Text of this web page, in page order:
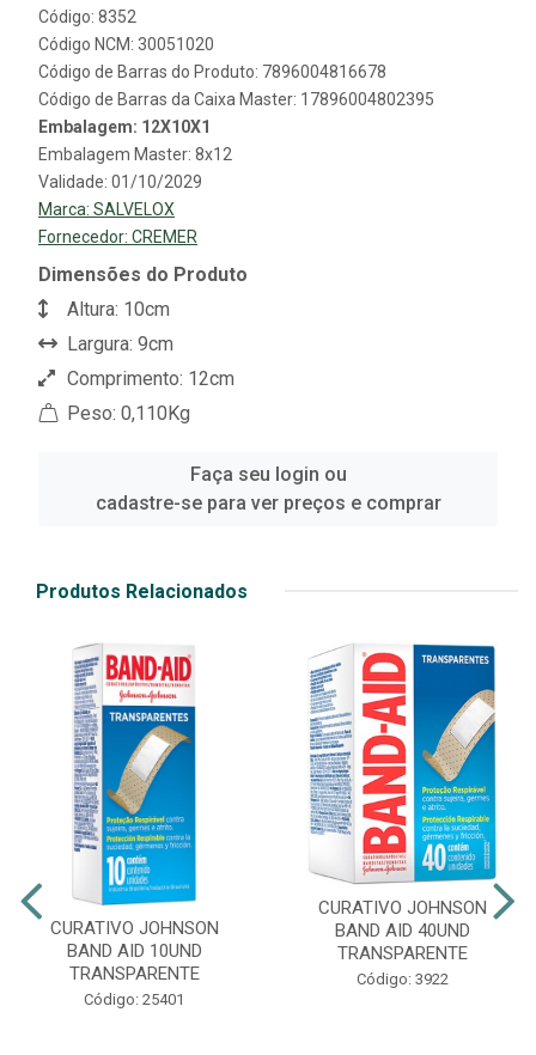
Código: 8352
Código NCM: 30051020
Código de Barras do Produto: 7896004816678
Código de Barras da Caixa Master: 17896004802395
Embalagem: 12X10X1
Embalagem Master: 8x12
Validade: 01/10/2029
Marca: SALVELOX
Fornecedor: CREMER
Dimensões do Produto
Altura: 10cm
Largura: 9cm
Comprimento: 12cm
Peso: 0,110Kg
Faça seu login ou
cadastre-se para ver preços e comprar
Produtos Relacionados
CURATIVO JOHNSON
BAND AID 10UND
TRANSPARENTE
Código: 25401
CURATIVO JOHNSON
BAND AID 40UND
TRANSPARENTE
Código: 3922